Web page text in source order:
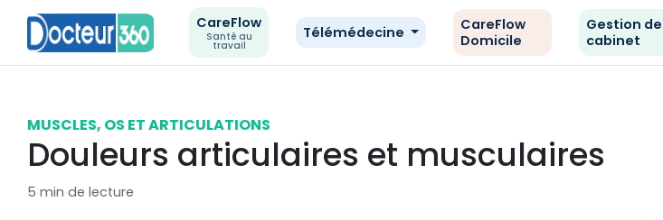
CareFlow
Santé au
travail
Télémédecine
CareFlow
Domicile
Gestion de
cabinet
MUSCLES, OS ET ARTICULATIONS
Douleurs articulaires et musculaires
5 min de lecture